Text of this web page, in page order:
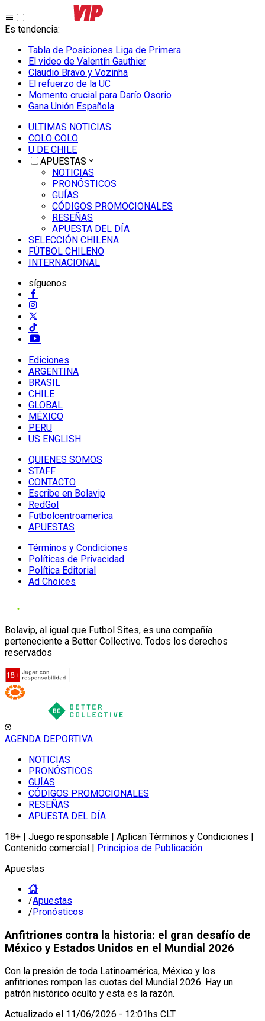
Es tendencia:
Tabla de Posiciones Liga de Primera
El video de Valentín Gauthier
Claudio Bravo y Vozinha
El refuerzo de la UC
Momento crucial para Darío Osorio
Gana Unión Española
ULTIMAS NOTICIAS
COLO COLO
U DE CHILE
APUESTAS
NOTICIAS
PRONÓSTICOS
GUÍAS
CÓDIGOS PROMOCIONALES
RESEÑAS
APUESTA DEL DÍA
SELECCIÓN CHILENA
FÚTBOL CHILENO
INTERNACIONAL
síguenos
Ediciones
ARGENTINA
BRASIL
CHILE
GLOBAL
MÉXICO
PERU
US ENGLISH
QUIENES SOMOS
STAFF
CONTACTO
Escribe en Bolavip
RedGol
Futbolcentroamerica
APUESTAS
Términos y Condiciones
Políticas de Privacidad
Política Editorial
Ad Choices
Bolavip, al igual que Futbol Sites, es una compañía
perteneciente a Better Collective. Todos los derechos
reservados
AGENDA DEPORTIVA
NOTICIAS
PRONÓSTICOS
GUÍAS
CÓDIGOS PROMOCIONALES
RESEÑAS
APUESTA DEL DÍA
18+ | Juego responsable | Aplican Términos y Condiciones |
Contenido comercial | Principios de Publicación
Apuestas
/Apuestas
/Pronósticos
Anfitriones contra la historia: el gran desafío de
México y Estados Unidos en el Mundial 2026
Con la presión de toda Latinoamérica, México y los
anfitriones rompen las cuotas del Mundial 2026. Hay un
patrón histórico oculto y esta es la razón.
Actualizado el 11/06/2026 - 12:01hs CLT